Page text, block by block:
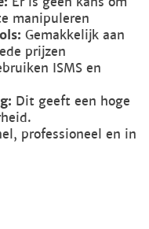
manipuleren
Gemakkelijk aan
prijzen
ISMS en
Dit geeft een hoge
professioneel en in